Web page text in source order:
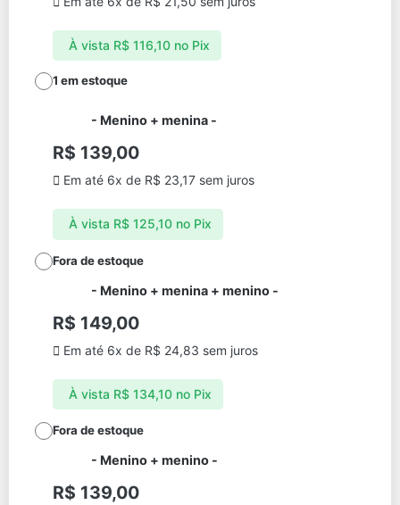
À vista R$116,10 no Pix
1 em estoque
- Menino + menina -
R$ 139,00
Em até 6x de R$ 23,17 sem juros
À vista R$125,10 no Pix
Fora de estoque
- Menino + menina + menino -
R$ 149,00
Em até 6x de R$ 24,83 sem juros
À vista R$134,10 no Pix
Fora de estoque
- Menino + menino -
R$ 139,00